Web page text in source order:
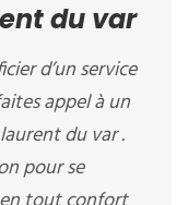
du var
d’un service
appel à un
du var .
pour se